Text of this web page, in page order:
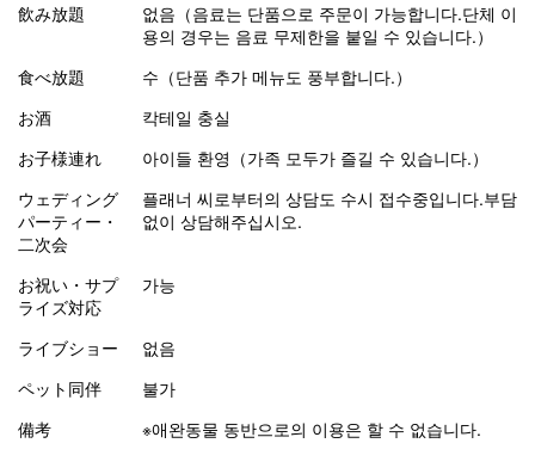
飲み放題
없음（음료는 단품으로 주문이 가능합니다.단체 이
용의 경우는 음료 무제한을 붙일 수 있습니다.）
食べ放題
수（단품 추가 메뉴도 풍부합니다.）
お酒
칵테일 충실
お子様連れ
아이들 환영（가족 모두가 즐길 수 있습니다.）
ウェディング
パーティー・
二次会
플래너 씨로부터의 상담도 수시 접수중입니다.부담
없이 상담해주십시오.
お祝い・サプ
ライズ対応
가능
ライブショー
없음
ペット同伴
불가
備考
※애완동물 동반으로의 이용은 할 수 없습니다.